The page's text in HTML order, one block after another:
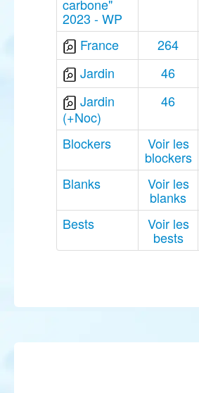
carbone"
2023 - WP
France
264
Jardin
46
Jardin
(+Noc)
46
Blockers Voir les
blockers
Blanks Voir les
blanks
Bests
Voir les
bests